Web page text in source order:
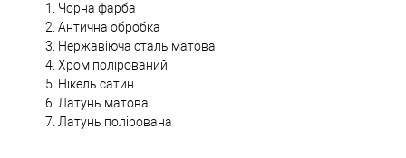
Чорна фарба
Антична обробка
Нержавіюча сталь матова
Хром полірований
Нікель сатин
Латунь матова
Латунь полірована